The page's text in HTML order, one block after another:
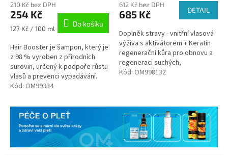
210 Kč bez DPH
254 Kč
Měrná
127 Kč / 100 ml
Do košíku
Hair Booster je šampon, který je
z 98 % vyroben z přírodních
surovin, určený k podpoře růstu
vlasů a prevenci vypadávání.
Kód: OM99334
612 Kč bez DPH
685 Kč DETAIL
Doplněk stravy - vnitřní vlasová
výživa s aktivátorem + Keratin
regenerační kůra pro obnovu a
regeneraci suchých,
poškozených a chemicky
Kód: OM998132